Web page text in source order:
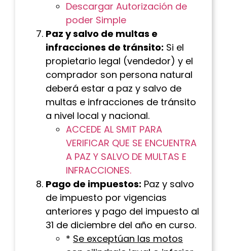
Descargar Autorización de
poder Simple
Paz y salvo de multas e
infracciones de tránsito: Si el
propietario legal (vendedor) y el
comprador son persona natural
deberá estar a paz y salvo de
multas e infracciones de tránsito
a nivel local y nacional.
ACCEDE AL SMIT PARA
VERIFICAR QUE SE ENCUENTRA
A PAZ Y SALVO DE MULTAS E
INFRACCIONES.
Pago de impuestos: Paz y salvo
de impuesto por vigencias
anteriores y pago del impuesto al
31 de diciembre del año en curso.
* Se exceptúan las motos